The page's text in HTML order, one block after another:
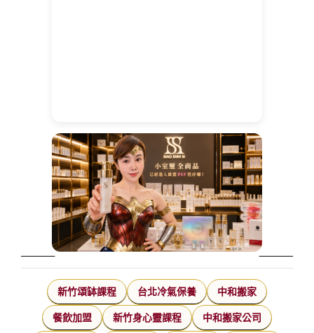
新竹頌缽課程 台北冷氣保養 中和搬家
餐飲加盟 新竹身心靈課程 中和搬家公司